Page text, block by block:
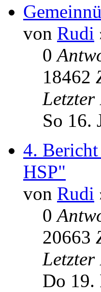
von Rudi
0
18462
Letzter
So 16.
4.
HSP"
von Rudi
0
20663
Letzter
Do 19.